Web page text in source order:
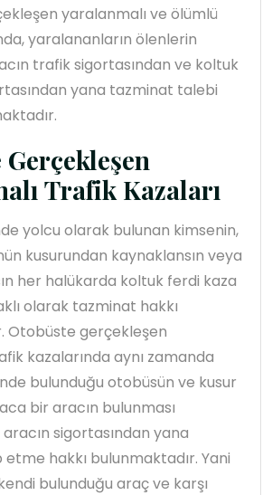
yaralanmalı ve ölümlü
yaralananların ölenlerin
trafik sigortasından ve koltuk
yana tazminat talebi
Trafik Kazaları
yolcu olarak bulunan kimsenin,
kusurundan kaynaklansın veya
her halükarda koltuk ferdi kaza
olarak tazminat hakkı
Otobüste gerçekleşen
kazalarında aynı zamanda
bulunduğu otobüsün ve kusur
bir aracın bulunması
sigortasından yana
hakkı bulunmaktadır. Yani
bulunduğu araç ve karşı